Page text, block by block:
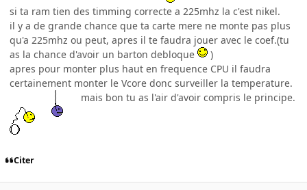
si ta ram tien des timming correcte a 225mhz la c'est nikel.
il y a de grande chance que ta carte mere ne monte pas plus
qu'a 225mhz ou peut, apres il te faudra jouer avec le coef.(tu
as la chance d'avoir un barton debloque
)
apres pour monter plus haut en frequence CPU il faudra
certainement monter le Vcore donc surveiller la temperature.
mais bon tu as l'air d'avoir compris le principe.
Citer